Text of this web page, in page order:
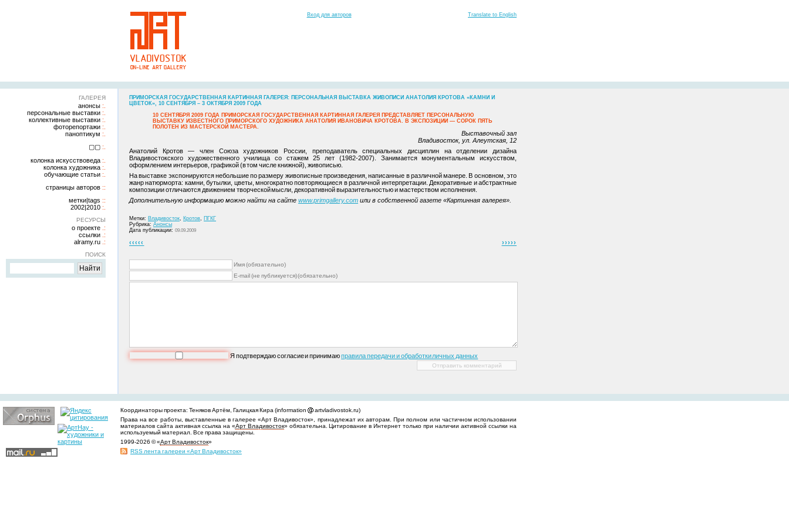
Вход для авторов Translate to English
ГАЛЕРЕЯ
анонсы
персональные выставки
коллективные выставки
фоторепортажи
паноптикум
▢▢
колонка искусствоведа
колонка художника
обучающие статьи
страницы авторов
метки|tags
2002|2010
РЕСУРСЫ
о проекте
ссылки
alramy.ru
ПОИСК
ПРИМОРСКАЯ ГОСУДАРСТВЕННАЯ КАРТИННАЯ ГАЛЕРЕЯ: ПЕРСОНАЛЬНАЯ ВЫСТАВКА ЖИВОПИСИ АНАТОЛИЯ КРОТОВА «КАМНИ И
ЦВЕТОК», 10 СЕНТЯБРЯ – 3 ОКТЯБРЯ 2009 ГОДА
10 СЕНТЯБРЯ 2009 ГОДА ПРИМОРСКАЯ ГОСУДАРСТВЕННАЯ КАРТИННАЯ ГАЛЕРЕЯ ПРЕДСТАВЛЯЕТ ПЕРСОНАЛЬНУЮ
ВЫСТАВКУ ИЗВЕСТНОГО ПРИМОРСКОГО ХУДОЖНИКА АНАТОЛИЯ ИВАНОВИЧА КРОТОВА. В ЭКСПОЗИЦИИ — СОРОК ПЯТЬ
ПОЛОТЕН ИЗ МАСТЕРСКОЙ МАСТЕРА.
Выставочный зал
Владивосток, ул. Алеутская, 12
Анатолий Кротов — член Союза художников России, преподаватель специальных дисциплин на отделении дизайна
Владивостокского художественного училища со стажем 25 лет (1982-2007). Занимается монументальным искусством,
оформлением интерьеров, графикой (в том числе книжной), живописью.
На выставке экспонируются небольшие по размеру живописные произведения, написанные в различной манере. В основном, это
жанр натюрморта: камни, бутылки, цветы, многократно повторяющиеся в различной интерпретации. Декоративные и абстрактные
композиции отличаются движением творческой мысли, декоративной выразительностью и мастерством исполнения.
Дополнительную информацию можно найти на сайте www.primgallery.com или в собственной газете «Картинная галерея».
Метки: Владивосток, Кротов, ПГКГ
Рубрика: Анонсы
Дата публикации: 09.09.2009
‹‹‹‹‹ ›››››
Имя (обязательно)
E-mail (не публикуется) (обязательно)
Я подтверждаю согласие и принимаюправила передачи и обработки личных данных
Координаторы проекта: Теняков Артём, Галицкая Кира (information
artvladivostok.ru)
Права на все работы, выставленные в галерее «Арт Владивосток», принадлежат их авторам. При полном или частичном использовании
материалов сайта активная ссылка на «Арт Владивосток» обязательна. Цитирование в Интернет только при наличии активной ссылки на
используемый материал. Все права защищены.
1999-2026 © «Арт Владивосток»
RSS лента галереи «Арт Владивосток»